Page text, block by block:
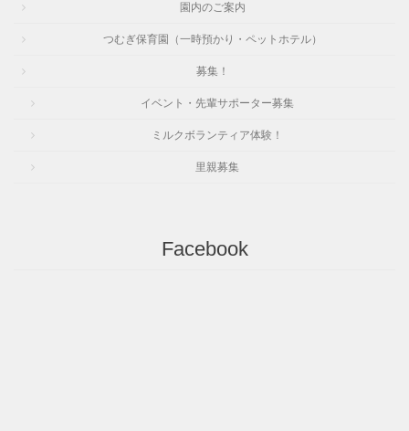
園内のご案内
つむぎ保育園（一時預かり・ペットホテル）
募集！
イベント・先輩サポーター募集
ミルクボランティア体験！
里親募集
Facebook